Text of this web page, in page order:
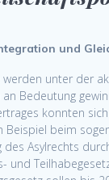
und
unter der
an Bedeutung
konnten
Beispiel beim
Asylrechts
und